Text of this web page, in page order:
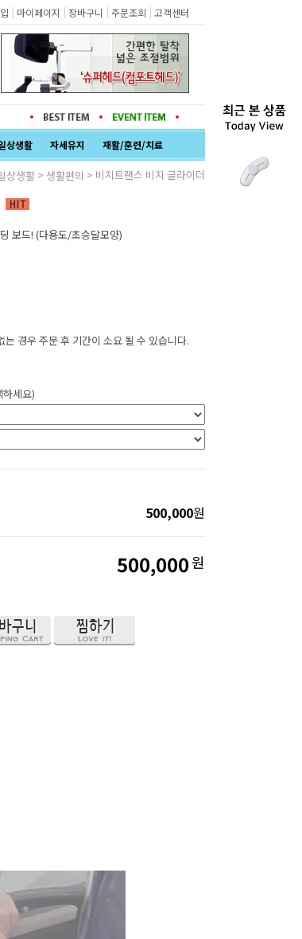
| 마이페이지 | 장바구니 | 주문조회 | 고객센터
상생활 자세유지 재활/훈련/치료
상생활 > 생활편의 > 비지트랜스 비지 글라이더
보드! (다용도/초승달모양)
는 경우 주문 후 기간이 소요 될 수 있습니다.
세요)
500,000원
500,000원